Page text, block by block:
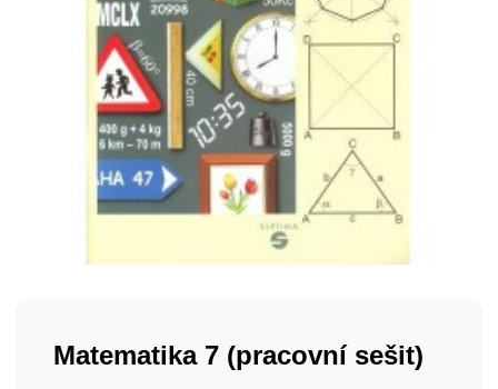
Matematika 7 (pracovní sešit)